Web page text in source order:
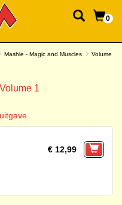
0
Mashle - Magic and Muscles
Volume
1
€ 12,99